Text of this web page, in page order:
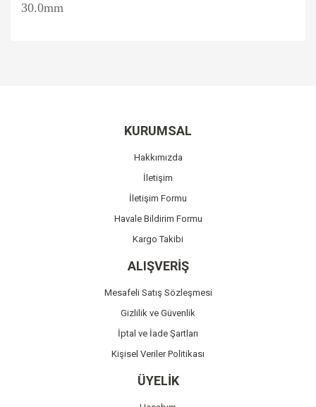
30.0mm
Ürün bilgilerinde hatalar bulunuyor.
Ürün fiyatı diğer sitelerden daha pahalı.
Bu ürüne benzer farklı alternatifler olmalı.
Gönder
KURUMSAL
Hakkımızda
İletişim
İletişim Formu
Havale Bildirim Formu
Kargo Takibi
ALIŞVERİŞ
Mesafeli Satış Sözleşmesi
Gizlilik ve Güvenlik
İptal ve İade Şartları
Kişisel Veriler Politikası
ÜYELİK